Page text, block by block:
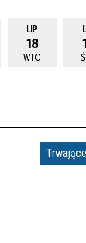
LIP
18
WTO